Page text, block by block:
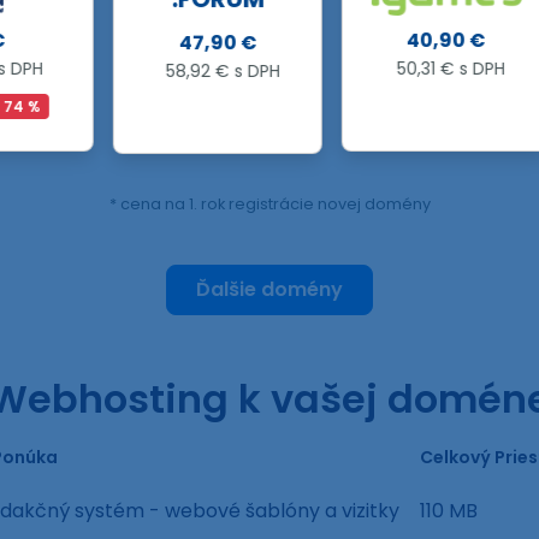
47,90 €
58,92 € s DPH
40,90 €
50,31 € s DPH
* cena na 1. rok registrácie novej domény
Ďalšie domény
k vašej
Celkový
systém - webové šablóny a vizitky 110 MB